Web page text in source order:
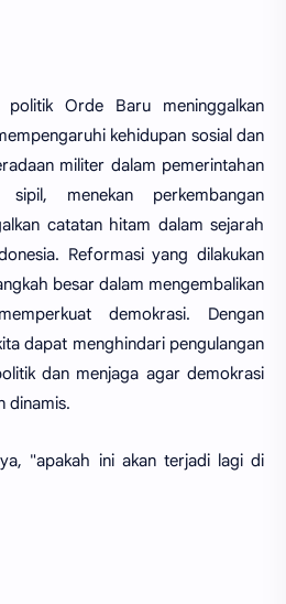
Orde Baru meninggalkan
kehidupan sosial dan
militer dalam pemerintahan
sipil, menekan perkembangan
catatan hitam dalam sejarah
Reformasi yang dilakukan
besar dalam mengembalikan
demokrasi. Dengan
dapat menghindari pengulangan
dan menjaga agar demokrasi
dinamis.
"apakah ini akan terjadi lagi di